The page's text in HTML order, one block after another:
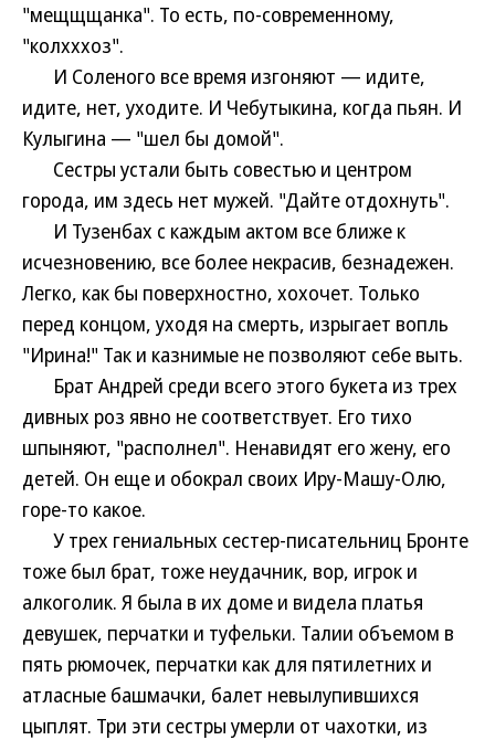
"мещщщанка". То есть, по-современному,
"колхххоз".
И Соленого все время изгоняют — идите,
идите, нет, уходите. И Чебутыкина, когда пьян. И
Кулыгина — "шел бы домой".
Сестры устали быть совестью и центром
города, им здесь нет мужей. "Дайте отдохнуть".
И Тузенбах с каждым актом все ближе к
исчезновению, все более некрасив, безнадежен.
Легко, как бы поверхностно, хохочет. Только
перед концом, уходя на смерть, изрыгает вопль
"Ирина!" Так и казнимые не позволяют себе выть.
Брат Андрей среди всего этого букета из трех
дивных роз явно не соответствует. Его тихо
шпыняют, "располнел". Ненавидят его жену, его
детей. Он еще и обокрал своих Иру-Машу-Олю,
горе-то какое.
У трех гениальных сестер-писательниц Бронте
тоже был брат, тоже неудачник, вор, игрок и
алкоголик. Я была в их доме и видела платья
девушек, перчатки и туфельки. Талии объемом в
пять рюмочек, перчатки как для пятилетних и
атласные башмачки, балет невылупившихся
цыплят. Три эти сестры умерли от чахотки, из